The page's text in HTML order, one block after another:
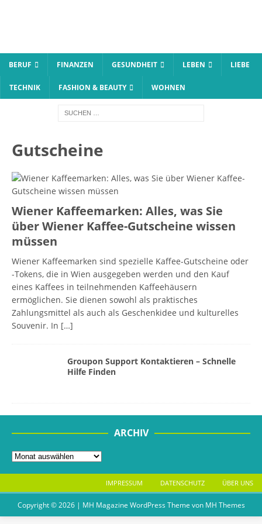
BERUF FINANZEN GESUNDHEIT LEBEN LIEBE
TECHNIK FASHION & BEAUTY WOHNEN
Gutscheine
Wiener Kaffeemarken: Alles, was Sie
über Wiener Kaffee-Gutscheine wissen
müssen
Wiener Kaffeemarken sind spezielle Kaffee-Gutscheine oder
-Tokens, die in Wien ausgegeben werden und den Kauf
eines Kaffees in teilnehmenden Kaffeehäusern
ermöglichen. Sie dienen sowohl als praktisches
Zahlungsmittel als auch als Geschenkidee und kulturelles
Souvenir. In […]
Groupon Support Kontaktieren – Schnelle
Hilfe Finden
ARCHIV
IMPRESSUM DATENSCHUTZ ÜBER UNS
Copyright © 2026 | MH Magazine WordPress Theme von MH Themes